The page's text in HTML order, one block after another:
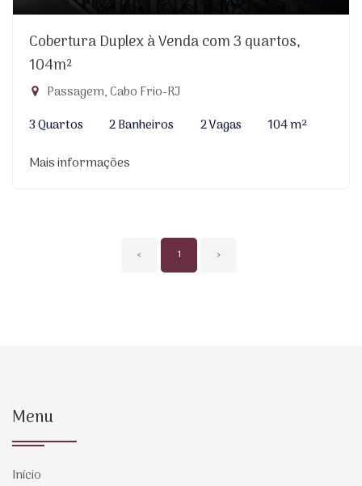
Cobertura Duplex à Venda com 3 quartos,
104m²
Passagem, Cabo Frio-RJ
3 Quartos
2 Banheiros 2 Vagas
104 m²
Mais informações
‹ 1 ›
Menu
Início